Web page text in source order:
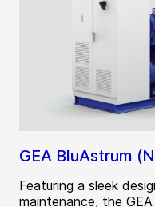
GEA BluAstrum
Featuring a sleek
maintenance, the